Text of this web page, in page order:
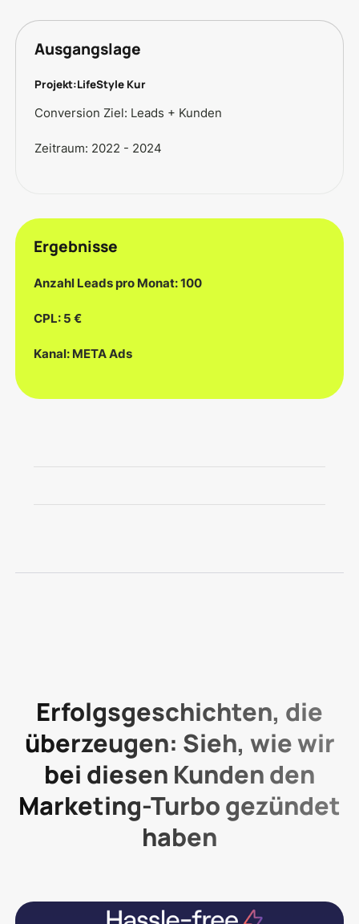
Ausgangslage
Projekt:LifeStyle Kur
Conversion Ziel: Leads + Kunden
Zeitraum: 2022 - 2024
Ergebnisse
Anzahl Leads pro Monat: 100
CPL: 5 €
Kanal: META Ads
Erfolgsgeschichten, die
überzeugen: Sieh, wie wir
bei diesen Kunden den
Marketing-Turbo gezündet
haben